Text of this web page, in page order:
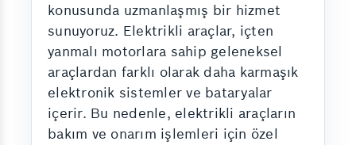
konusunda uzmanlaşmış bir hizmet
sunuyoruz. Elektrikli araçlar, içten
yanmalı motorlara sahip geleneksel
araçlardan farklı olarak daha karmaşık
elektronik sistemler ve bataryalar
içerir. Bu nedenle, elektrikli araçların
bakım ve onarım işlemleri için özel